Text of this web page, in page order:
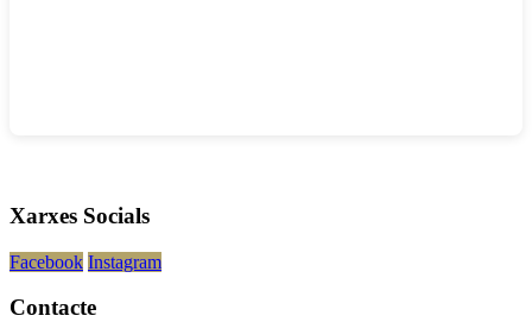
Xarxes Socials
Facebook Instagram
Contacte